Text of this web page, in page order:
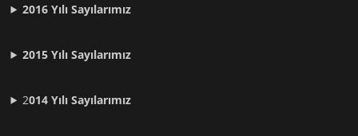
2016 Yılı Sayılarımız
2015 Yılı Sayılarımız
2014 Yılı Sayılarımız